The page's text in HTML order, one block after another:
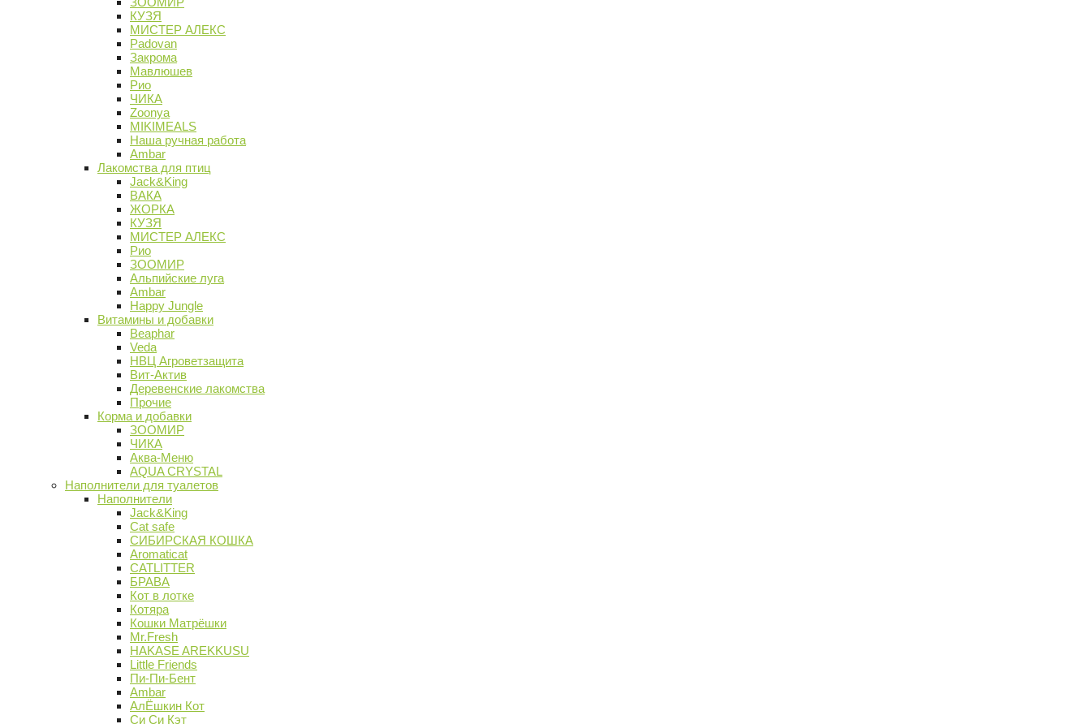
КУЗЯ
МИСТЕР АЛЕКС
Padovan
Закрома
Мавлюшев
Рио
ЧИКА
Zoonya
MIKIMEALS
Наша ручная работа
Ambar
Лакомства для птиц
Jack&King
ВАКА
ЖОРКА
КУЗЯ
МИСТЕР АЛЕКС
Рио
ЗООМИР
Альпийские луга
Ambar
Happy Jungle
Витамины и добавки
Beaphar
Veda
НВЦ Агроветзащита
Вит-Актив
Деревенские лакомства
Прочие
Корма и добавки
ЗООМИР
ЧИКА
Аква-Меню
AQUA CRYSTAL
Наполнители для туалетов
Наполнители
Jack&King
Cat safe
СИБИРСКАЯ КОШКА
Aromaticat
CATLITTER
БРАВА
Кот в лотке
Котяра
Кошки Матрёшки
Mr.Fresh
HAKASE AREKKUSU
Little Friends
Пи-Пи-Бент
Ambar
АлЁшкин Кот
Си Си Кэт